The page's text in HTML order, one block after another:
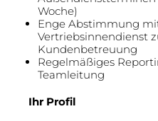
Woche)
Enge Abstimmung
Vertriebsinnendienst
Kundenbetreuung
Regelmäßiges
Teamleitung
Ihr Profil